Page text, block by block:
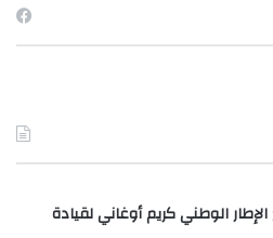
الوطني كريم أوغاني لقيادة